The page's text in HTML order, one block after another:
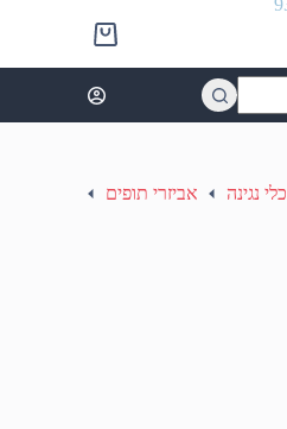
Shopping
cart
כלי נגינה
אביזרי תופים